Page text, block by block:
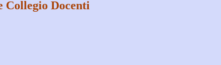
Collegio Docenti